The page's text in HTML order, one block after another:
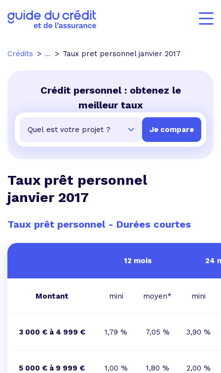
Crédits ... Taux pret personnel janvier 2017
Crédit personnel : obtenez le
meilleur taux
Taux prêt personnel
janvier 2017
Taux prêt personnel - Durées courtes
12 mois 24
Montant mini moyen* mini
3 000 € à 4 999 € 1,79 % 7,05 % 3,90 %
5 000 € à 9 999 € 1,00 % 1,80 % 2,00 %